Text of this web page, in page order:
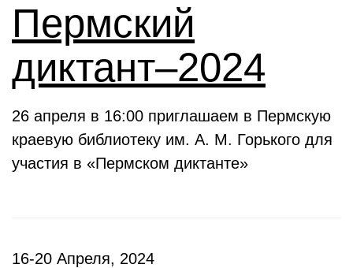
Пермский
диктант–2024
26 апреля в 16:00 приглашаем в Пермскую
краевую библиотеку им. А. М. Горького для
участия в «Пермском диктанте»
16-20 Апреля, 2024